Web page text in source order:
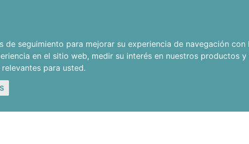
seguimiento para mejorar su experiencia de navegación con
en el sitio web, medir su interés en nuestros productos
para usted.